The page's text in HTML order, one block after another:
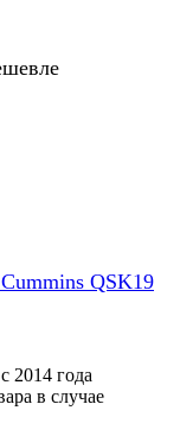
QSK19
2014 года
в случае